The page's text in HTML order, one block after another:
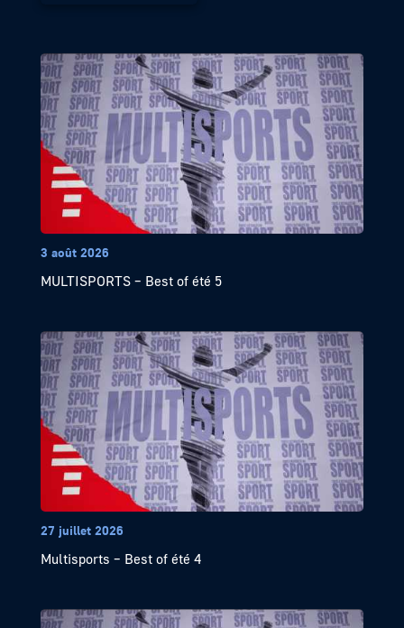
3 août 2026
MULTISPORTS – Best of été 5
27 juillet 2026
Multisports – Best of été 4